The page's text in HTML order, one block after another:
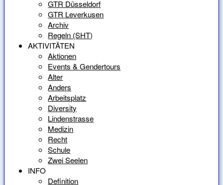
GTR Düsseldorf
GTR Leverkusen
Archiv
Regeln (SHT)
AKTIVITÄTEN
Aktionen
Events & Gendertours
Alter
Anders
Arbeitsplatz
Diversity
Lindenstrasse
Medizin
Recht
Schule
Zwei Seelen
INFO
Definition